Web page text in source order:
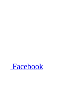
Facebook